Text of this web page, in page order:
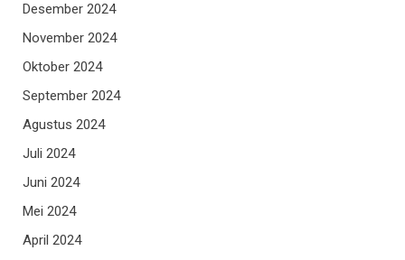
Desember 2024
November 2024
Oktober 2024
September 2024
Agustus 2024
Juli 2024
Juni 2024
Mei 2024
April 2024